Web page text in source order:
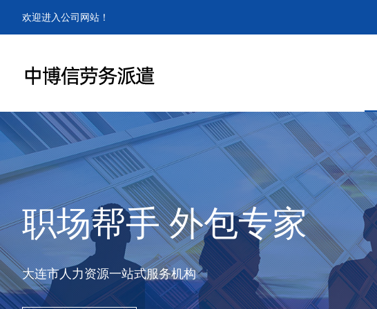
欢迎进入公司网站！
职场帮手 外包专家
大连市人力资源一站式服务机构